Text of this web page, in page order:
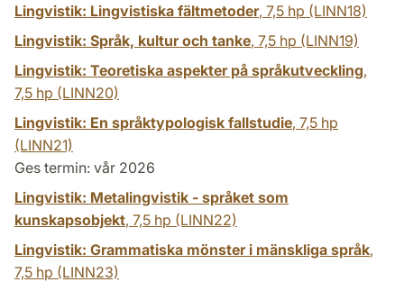
Lingvistik: Lingvistiska fältmetoder, 7,5 hp (LINN18)
Lingvistik: Språk, kultur och tanke, 7,5 hp (LINN19)
Lingvistik: Teoretiska aspekter på språkutveckling,
7,5 hp (LINN20)
Lingvistik: En språktypologisk fallstudie, 7,5 hp
(LINN21)
Ges termin: vår 2026
Lingvistik: Metalingvistik - språket som
kunskapsobjekt, 7,5 hp (LINN22)
Lingvistik: Grammatiska mönster i mänskliga språk,
7,5 hp (LINN23)